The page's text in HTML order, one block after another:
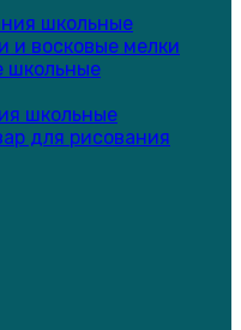
школьные
и восковые мелки
школьные
школьные
для рисования